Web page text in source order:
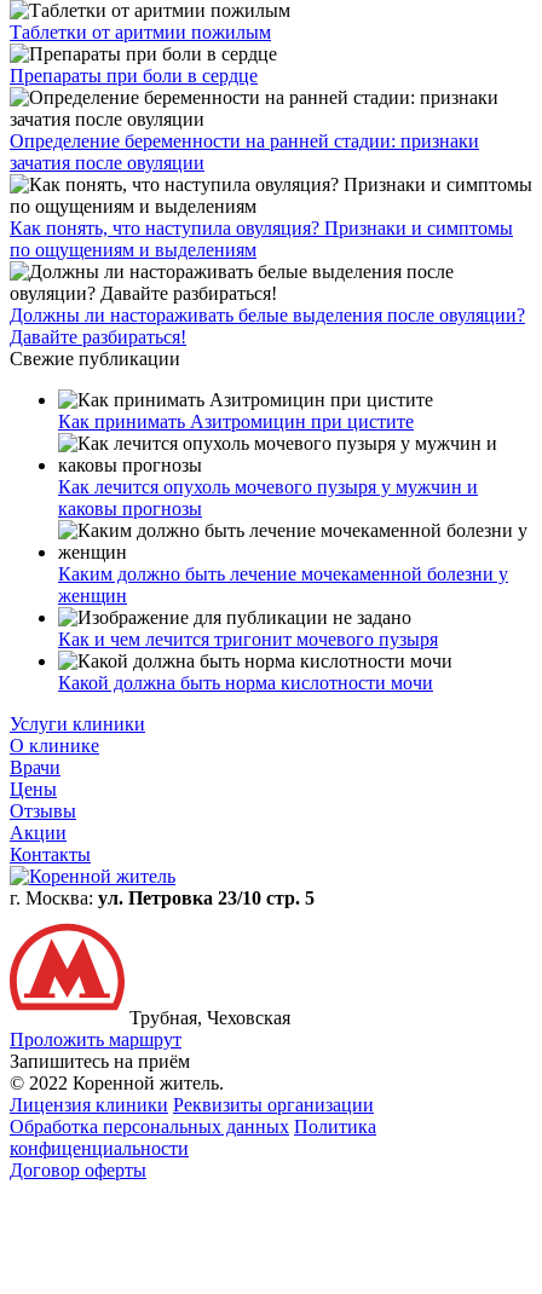
Таблетки от аритмии пожилым
Препараты при боли в сердце
Определение беременности на ранней стадии: признаки
зачатия после овуляции
Как понять, что наступила овуляция? Признаки и симптомы
по ощущениям и выделениям
Должны ли настораживать белые выделения после овуляции?
Давайте разбираться!
Свежие публикации
Как принимать Азитромицин при цистите
Как лечится опухоль мочевого пузыря у мужчин и
каковы прогнозы
Каким должно быть лечение мочекаменной болезни у
женщин
Как и чем лечится тригонит мочевого пузыря
Какой должна быть норма кислотности мочи
Услуги клиники
О клинике
Врачи
Цены
Отзывы
Акции
Контакты
г. Москва: ул. Петровка 23/10 стр. 5
Трубная, Чеховская
Проложить маршрут
Запишитесь на приём
© 2022 Коренной житель.
Лицензия клиники Реквизиты организации
Обработка персональных данных Политика
конфиценциальности
Договор оферты